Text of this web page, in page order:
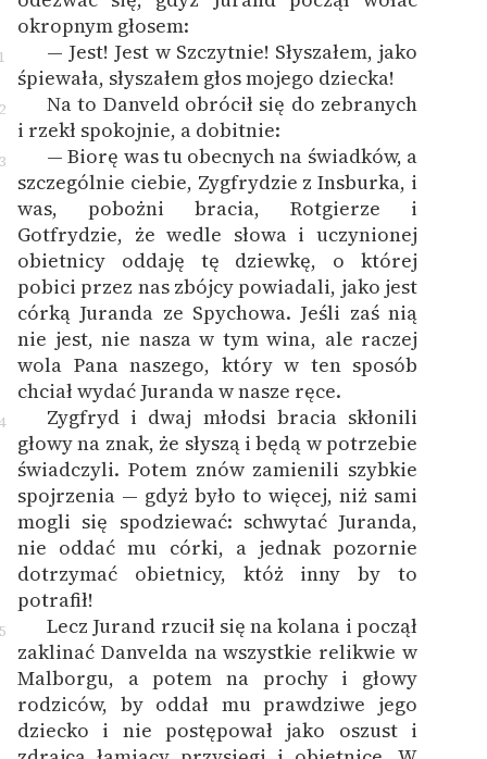
okropnym głosem:
— Jest! Jest w Szczytnie! Słyszałem, jako
śpiewała, słyszałem głos mojego dziecka!
Na to Danveld obrócił się do zebranych
i rzekł spokojnie, a dobitnie:
— Biorę was tu obecnych na świadków, a
szczególnie ciebie, Zygfrydzie z Insburka, i
was, pobożni bracia, Rotgierze i
Gotfrydzie, że wedle słowa i uczynionej
obietnicy oddaję tę dziewkę, o której
pobici przez nas zbójcy powiadali, jako jest
córką Juranda ze Spychowa. Jeśli zaś nią
nie jest, nie nasza w tym wina, ale raczej
wola Pana naszego, który w ten sposób
chciał wydać Juranda w nasze ręce.
Zygfryd i dwaj młodsi bracia skłonili
głowy na znak, że słyszą i będą w potrzebie
świadczyli. Potem znów zamienili szybkie
spojrzenia — gdyż było to więcej, niż sami
mogli się spodziewać: schwytać Juranda,
nie oddać mu córki, a jednak pozornie
dotrzymać obietnicy, któż inny by to
potrafił!
Lecz Jurand rzucił się na kolana i począł
zaklinać Danvelda na wszystkie relikwie w
Malborgu, a potem na prochy i głowy
rodziców, by oddał mu prawdziwe jego
dziecko i nie postępował jako oszust i